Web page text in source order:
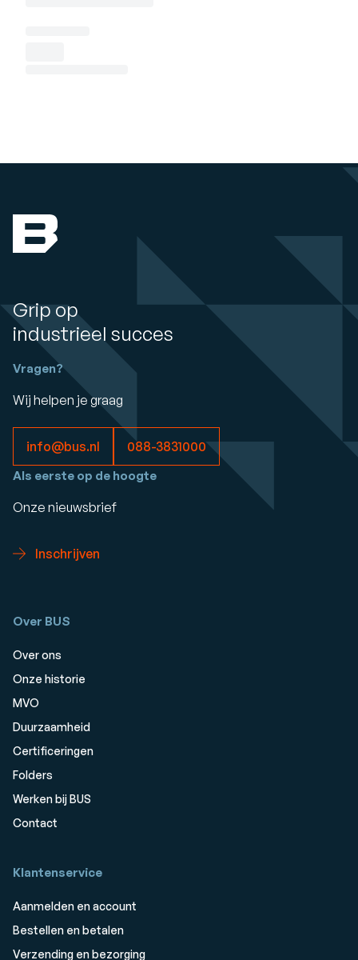
Grip op
industrieel succes
Vragen?
Wij helpen je graag
info@bus.nl 088-3831000
Als eerste op de hoogte
Onze nieuwsbrief
Inschrijven
Over BUS
Over ons
Onze historie
MVO
Duurzaamheid
Certificeringen
Folders
Werken bij BUS
Contact
Klantenservice
Aanmelden en account
Bestellen en betalen
Verzending en bezorging